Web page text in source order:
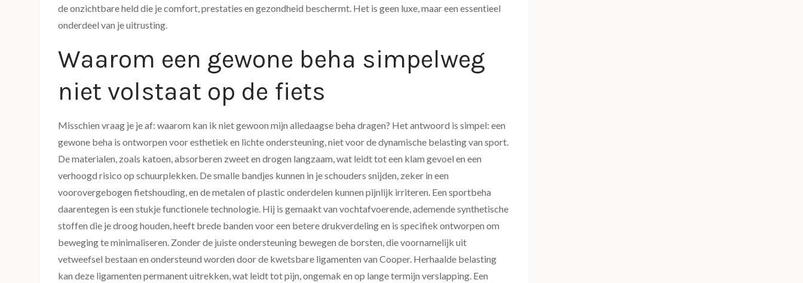
de onzichtbare held die je comfort, prestaties en gezondheid beschermt. Het is geen luxe, maar een essentieel
onderdeel van je uitrusting.
Waarom een gewone beha simpelweg
niet volstaat op de fiets
Misschien vraag je je af: waarom kan ik niet gewoon mijn alledaagse beha dragen? Het antwoord is simpel: een
gewone beha is ontworpen voor esthetiek en lichte ondersteuning, niet voor de dynamische belasting van sport.
De materialen, zoals katoen, absorberen zweet en drogen langzaam, wat leidt tot een klam gevoel en een
verhoogd risico op schuurplekken. De smalle bandjes kunnen in je schouders snijden, zeker in een
voorovergebogen fietshouding, en de metalen of plastic onderdelen kunnen pijnlijk irriteren. Een sportbeha
daarentegen is een stukje functionele technologie. Hij is gemaakt van vochtafvoerende, ademende synthetische
stoffen die je droog houden, heeft brede banden voor een betere drukverdeling en is specifiek ontworpen om
beweging te minimaliseren. Zonder de juiste ondersteuning bewegen de borsten, die voornamelijk uit
vetweefsel bestaan en ondersteund worden door de kwetsbare ligamenten van Cooper. Herhaalde belasting
kan deze ligamenten permanent uitrekken, wat leidt tot pijn, ongemak en op lange termijn verslapping. Een